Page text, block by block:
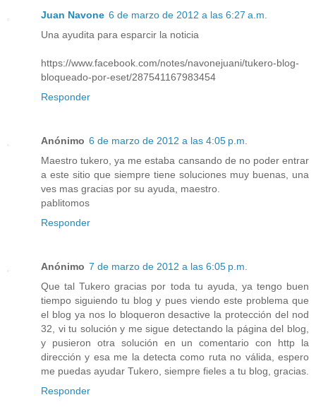
Juan Navone 6 de marzo de 2012 a las 6:27 a.m.
Una ayudita para esparcir la noticia
https://www.facebook.com/notes/navonejuani/tukero-blog-
bloqueado-por-eset/287541167983454
Responder
Anónimo 6 de marzo de 2012 a las 4:05 p.m.
Maestro tukero, ya me estaba cansando de no poder entrar
a este sitio que siempre tiene soluciones muy buenas, una
ves mas gracias por su ayuda, maestro.
pablitomos
Responder
Anónimo 7 de marzo de 2012 a las 6:05 p.m.
Que tal Tukero gracias por toda tu ayuda, ya tengo buen
tiempo siguiendo tu blog y pues viendo este problema que
el blog ya nos lo bloqueron desactive la protección del nod
32, vi tu solución y me sigue detectando la página del blog,
y pusieron otra solución en un comentario con http la
dirección y esa me la detecta como ruta no válida, espero
me puedas ayudar Tukero, siempre fieles a tu blog, gracias.
Responder